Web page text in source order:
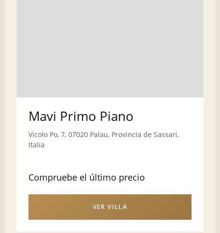
Mavi Primo Piano
Vicolo Po, 7, 07020 Palau, Provincia de Sassari,
Italia
Compruebe el último precio
VER VILLA